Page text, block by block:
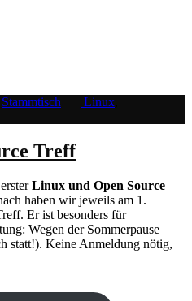
Stammtisch Linux
Treff
Linux und Open Source
haben wir jeweils am 1.
Er ist besonders für
Wegen der Sommerpause
statt!). Keine Anmeldung nötig,